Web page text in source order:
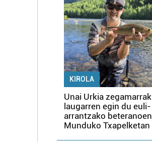
KIROLA
Unai Urkia zegamarrak
laugarren egin du euli-
arrantzako beteranoen
Munduko Txapelketan